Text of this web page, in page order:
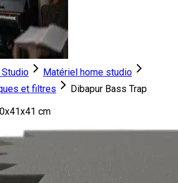
Matériel home studio
et filtres
Dibapur Bass Trap
cm